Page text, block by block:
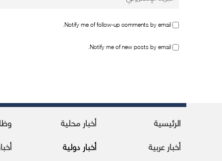
Notify me of follow-up comments by email.
Notify me of new posts by email.
الرئيسية أخبار محلية
أخبار عربية
أخبار دولية